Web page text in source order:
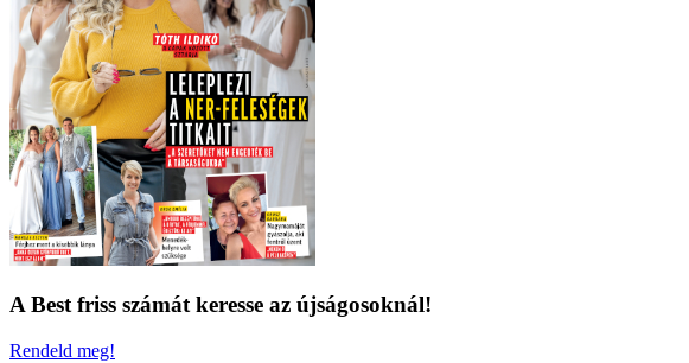
A Best friss számát keresse az újságosoknál!
Rendeld meg!